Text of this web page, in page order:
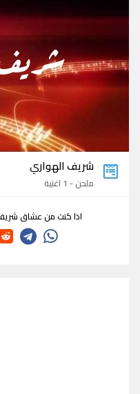
شريف الهواري
ملحن - 1 اغنية
اذا كنت من عشاق